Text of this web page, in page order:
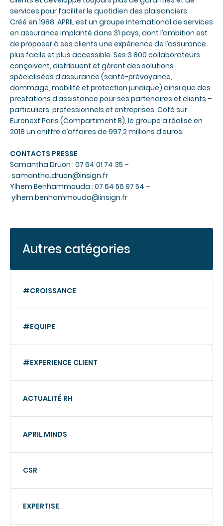
services pour faciliter le quotidien des plaisanciers.
Créé en 1988, APRIL est un groupe international de services
en assurance implanté dans 31 pays, dont l’ambition est
de proposer à ses clients une expérience de l’assurance
plus facile et plus accessible. Ses 3 800 collaborateurs
conçoivent, distribuent et gèrent des solutions
spécialisées d’assurance (santé-prévoyance,
dommage, mobilité et protection juridique) ainsi que des
prestations d’assistance pour ses partenaires et clients –
particuliers, professionnels et entreprises. Coté sur
Euronext Paris (Compartiment B), le groupe a réalisé en
2018 un chiffre d’affaires de 997,2 millions d’euros.
CONTACTS PRESSE
Samantha Druon : 07 64 01 74 35 –
samantha.druon@insign.fr
Ylhem Benhammouda : 07 64 56 97 54 –
ylhem.benhammouda@insign.fr
Autres catégories
#CROISSANCE
#EQUIPE
#EXPERIENCE CLIENT
ACTUALITÉ RH
APRIL MINDS
CSR
EXPERTISE